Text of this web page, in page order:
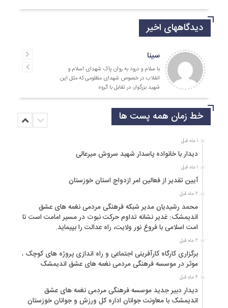
دیدگاههای اخیر
سینا
با سلام و درود به روان پاک شهدای اسلام و
انقلاب در خصوص شهدای مظلومی که مثل این
شهید بزرگوار، در تقابل با گروه
خط زمان همه پست ها
1 ماه قبل
دیدار با خانواده پاسدار شهید سروش میرعالی
1 ماه قبل
آیین تقدیر از فعالین امر ازدواج استان خوزستان
2 ماه قبل
محمد رشیدیان مدیر شبکه فرهنگی مردمی نغمه های عشق
اندیمشک: غدیر نشانه تداوم حرکت نبوت در مسیر امامت است تا
امت اسلامی با فروغ نور ولایت، راه عدالت را بپیماید.
2 ماه قبل
برگزاری کارگاه کارآفرینی اجتماعی و راه اندازی پروژه های کوچک و
موثر در موسسه فرهنگی مردمی نغمه های عشق اندیمشک
4 ماه قبل
دیدار دبیر جدید موسسه فرهنگی مردمی نغمه های عشق
اندیمشک با معاونت جوانان اداره کل ورزش و جوانان خوزستان